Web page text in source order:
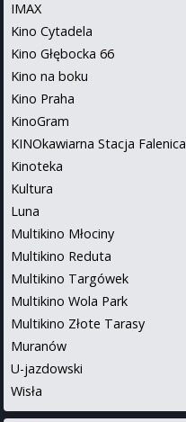
IMAX
Kino Cytadela
Kino Głębocka 66
Kino na boku
Kino Praha
KinoGram
KINOkawiarna Stacja Falenica
Kinoteka
Kultura
Luna
Multikino Młociny
Multikino Reduta
Multikino Targówek
Multikino Wola Park
Multikino Złote Tarasy
Muranów
U-jazdowski
Wisła